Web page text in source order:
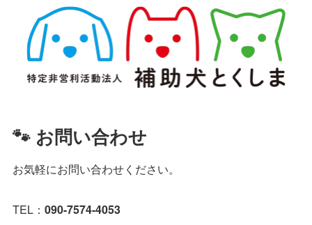
🐾 お問い合わせ
お気軽にお問い合わせください。
TEL：090-7574-4053